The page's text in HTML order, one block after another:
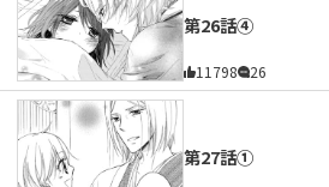
第26話④
11798 26
第27話①